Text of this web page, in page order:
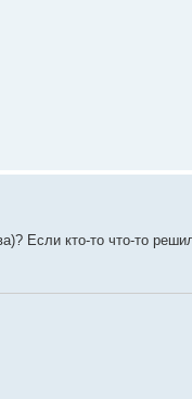
Если кто-то что-то